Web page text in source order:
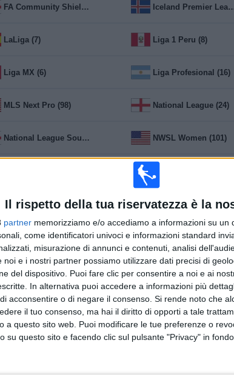
Il rispetto della tua riservatezza è la
partner memorizziamo e/o accediamo a informazioni su un
come identificatori univoci e informazioni standard
misurazione di annunci e contenuti, analisi
noi e i nostri partner possiamo utilizzare dati precisi di
del dispositivo. Puoi fare clic per consentire a noi e ai
In alternativa puoi accedere a informazioni più
acconsentire o di negare il consenso. Si rende noto che
il tuo consenso, ma hai il diritto di opporti a tale
a questo sito web. Puoi modificare le tue preferenze o
su questo sito e facendo clic sul pulsante "Privacy" in
FA Community Shield (1) Iceland Premier
LaLiga (7) Liga 1 Peru (8)
Liga MX (6) Liga Profesional (16)
MLS Next Pro (98) National League (24)
National League South (6) NWSL Women (101)
Primera B (1) Primera B (154)
Division (8)
Primera Nacional
Reserve League (236)
Segunda Division (7)
Serie A Brasile (18)